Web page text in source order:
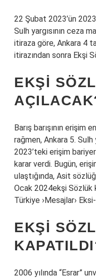
22 Şubat 2023’ün
Sulh yargısının ceza
itiraza göre, Ankara 4
itirazından sonra Ekşi
EKŞI
Barış barışının erişim
rağmen, Ankara 5.
2023’teki erişim
karar verdi. Bugün,
ulaştığında, Asit
Ocak 2024ekşi Sözlük
Türkiye ›Mesajlar›
EKŞI
2006 yılında “Esrar”